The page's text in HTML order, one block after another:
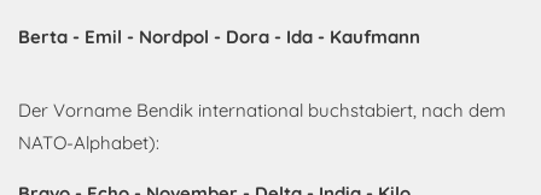
Berta - Emil - Nordpol - Dora - Ida - Kaufmann
Der Vorname Bendik international buchstabiert, nach dem
NATO-Alphabet):